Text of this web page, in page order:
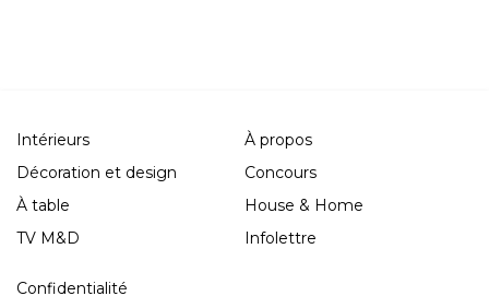
Intérieurs
Décoration et design
À table
TV M&D
À propos
Concours
House & Home
Infolettre
Confidentialité